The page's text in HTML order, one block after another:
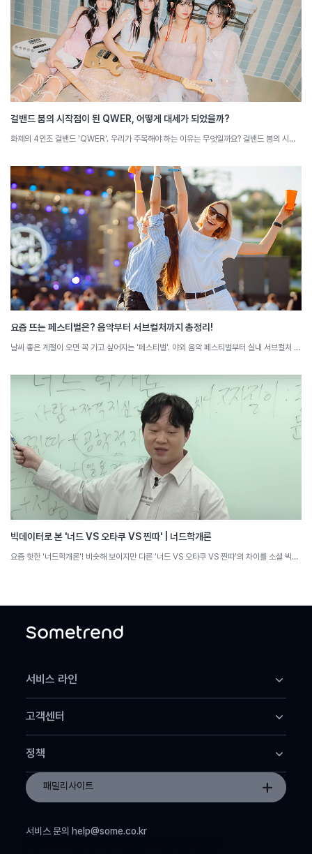
걸밴드 붐의 시작점이 된 QWER, 어떻게 대세가 되었을까?
화제의 4인조 걸밴드 'QWER'. 우리가 주목해야 하는 이유는 무엇일까요? 걸밴드 붐의 시작점이 된 QWER의 특징을 소셜 빅데이터로 분석해 봅니다.
요즘 뜨는 페스티벌은? 음악부터 서브컬처까지 총정리!
날씨 좋은 계절이 오면 꼭 가고 싶어지는 '페스티벌'. 야외 음악 페스티벌부터 실내 서브컬처 페스티벌까지, 행사마다 가진 속성들이 존재합니다. 요즘 뜨는 페스티벌과 그 특징을 소셜 빅데이터로 분석해 봅니다.
빅데이터로 본 '너드 VS 오타쿠 VS 찐따' | 너드학개론
요즘 핫한 '너드학개론'! 비슷해 보이지만 다른 ‘너드 VS 오타쿠 VS 찐따’의 차이를 소셜 빅데이터로 분석해 봅니다.
서비스 라인
썸트렌드 클라우드
고객센터
공지사항
정책
이용약관
개인정보 처리방침
패밀리사이트
서비스 문의 help@some.co.kr